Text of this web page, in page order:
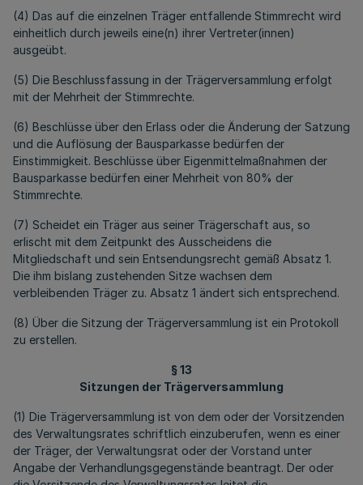
(4) Das auf die einzelnen Träger entfallende Stimmrecht wird
einheitlich durch jeweils eine(n) ihrer Vertreter(innen)
ausgeübt.
(5) Die Beschlussfassung in der Trägerversammlung erfolgt
mit der Mehrheit der Stimmrechte.
(6) Beschlüsse über den Erlass oder die Änderung der Satzung
und die Auflösung der Bausparkasse bedürfen der
Einstimmigkeit. Beschlüsse über Eigenmittelmaßnahmen der
Bausparkasse bedürfen einer Mehrheit von 80% der
Stimmrechte.
(7) Scheidet ein Träger aus seiner Trägerschaft aus, so
erlischt mit dem Zeitpunkt des Ausscheidens die
Mitgliedschaft und sein Entsendungsrecht gemäß Absatz 1.
Die ihm bislang zustehenden Sitze wachsen dem
verbleibenden Träger zu. Absatz 1 ändert sich entsprechend.
(8) Über die Sitzung der Trägerversammlung ist ein Protokoll
zu erstellen.
§ 13
Sitzungen der Trägerversammlung
(1) Die Trägerversammlung ist von dem oder der Vorsitzenden
des Verwaltungsrates schriftlich einzuberufen, wenn es einer
der Träger, der Verwaltungsrat oder der Vorstand unter
Angabe der Verhandlungsgegenstände beantragt. Der oder